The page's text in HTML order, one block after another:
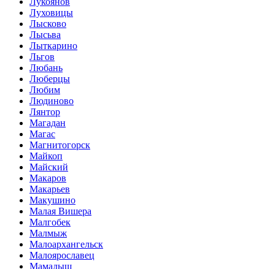
Луховицы
Лысково
Лысьва
Лыткарино
Льгов
Любань
Люберцы
Любим
Людиново
Лянтор
Магадан
Магас
Магнитогорск
Майкоп
Майский
Макаров
Макарьев
Макушино
Малая Вишера
Малгобек
Малмыж
Малоархангельск
Малоярославец
Мамадыш